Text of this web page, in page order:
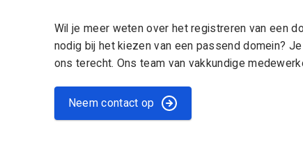
Wil je meer weten over het registreren van een
nodig bij het kiezen van een passend domein?
ons terecht. Ons team van vakkundige
Neem contact op